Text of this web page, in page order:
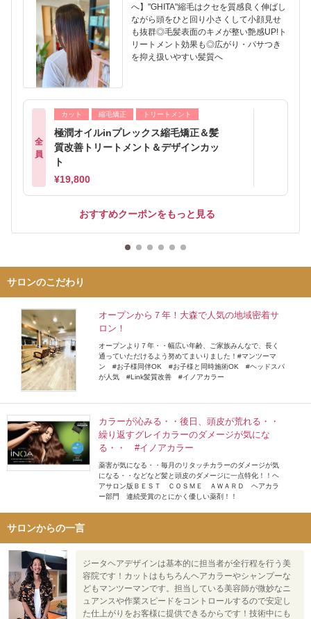
へ】"GHITA"縮毛はクセを質感良く伸ばし
ながら頭をひと回り小さくして小顔見せ
も抜群◎毛髪表面のキメが整い艶感UP!ト
リートメント効果も◎広がり・パサつき
を抑え扱いやすい髪質へ
全
員
カット 縮毛矯正 トリートメント
極潤オイルinプレックス縮毛矯正＆髪
質改善トリートメント＆デザインカッ
ト
¥19,800
おすすめクーポンをもっと見る
サロンのこだわり
オープンから７年！大森で人気の地域密着サ
ロン！
オープンより７年・・幅広い年齢、ご家族みんなで、長く
通っていただけるよう努めてまいりました！#マンツーマ
ン #お子様同伴OK #お子様と同時施術OK #ヘッドスパ
が人気 #Link髪質改善 #イノアカラー
カラーが沁みる・・後日、頭皮が荒れる・・
繰り返すグレイカラーのダメージが気にな
る・・ #イノアカラー
薬害が気になる・・毎月のリタッチカラーのダメージが気
になる・・などなど髪と頭皮のダメージに一点特化！！ヘ
アサロン版ＢＥＳＴ ＣＯＳＭＥ ＡＷＡＲＤ ヘアカラ
ー部門 連続受賞のとにかく優しい薬剤！！
サロンからの一言
ジータヘアデザインは基本的に担当者が全行程を行う美
容院です！カットはもちろんヘアカラーやシャンプーな
どもマンツーマンです。担当している美容師が微妙なニ
ュアンスや作業スピードをコントロールするので安定し
た仕上がりをお客様に提供できるからです！技術中にも